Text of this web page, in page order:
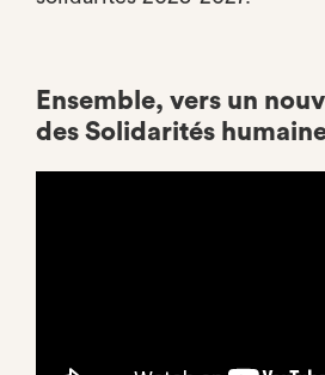
Ensemble, vers un
des Solidarités